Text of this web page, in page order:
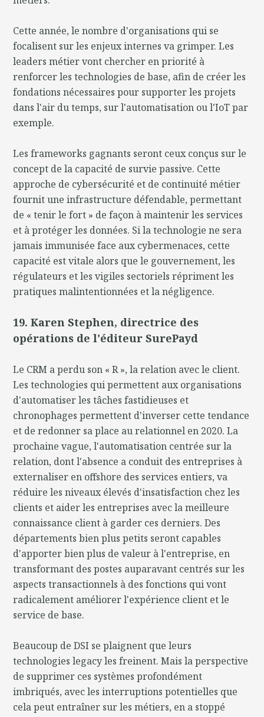
Cette année, le nombre d'organisations qui se
focalisent sur les enjeux internes va grimper. Les
leaders métier vont chercher en priorité à
renforcer les technologies de base, afin de créer les
fondations nécessaires pour supporter les projets
dans l'air du temps, sur l'automatisation ou l'IoT par
exemple.
Les frameworks gagnants seront ceux conçus sur le
concept de la capacité de survie passive. Cette
approche de cybersécurité et de continuité métier
fournit une infrastructure défendable, permettant
de « tenir le fort » de façon à maintenir les services
et à protéger les données. Si la technologie ne sera
jamais immunisée face aux cybermenaces, cette
capacité est vitale alors que le gouvernement, les
régulateurs et les vigiles sectoriels répriment les
pratiques malintentionnées et la négligence.
19. Karen Stephen, directrice des
opérations de l'éditeur SurePayd
Le CRM a perdu son « R », la relation avec le client.
Les technologies qui permettent aux organisations
d'automatiser les tâches fastidieuses et
chronophages permettent d'inverser cette tendance
et de redonner sa place au relationnel en 2020. La
prochaine vague, l'automatisation centrée sur la
relation, dont l'absence a conduit des entreprises à
externaliser en offshore des services entiers, va
réduire les niveaux élevés d'insatisfaction chez les
clients et aider les entreprises avec la meilleure
connaissance client à garder ces derniers. Des
départements bien plus petits seront capables
d'apporter bien plus de valeur à l'entreprise, en
transformant des postes auparavant centrés sur les
aspects transactionnels à des fonctions qui vont
radicalement améliorer l'expérience client et le
service de base.
Beaucoup de DSI se plaignent que leurs
technologies legacy les freinent. Mais la perspective
de supprimer ces systèmes profondément
imbriqués, avec les interruptions potentielles que
cela peut entraîner sur les métiers, en a stoppé